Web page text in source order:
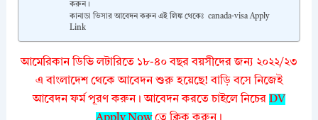
করুন।
কানাডা ভিসার আবেদন করুন এই লিঙ্ক থেকেঃ canada-visa Apply
Link
আমেরিকান ডিভি লটারিতে ১৮-৪০ বছর বয়সীদের জন্য ২০২২/২৩
এ বাংলাদেশ থেকে আবেদন শুরু হয়েছে! বাড়ি বসে নিজেই
আবেদন ফর্ম পূরণ করুন। আবেদন করতে চাইলে নিচের DV